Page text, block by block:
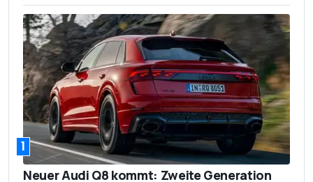
1
Neuer Audi Q8 kommt: Zweite Generation